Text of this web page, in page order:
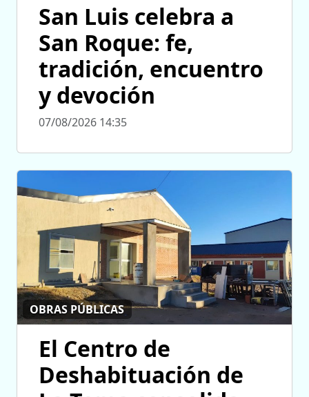
San Luis celebra a
San Roque: fe,
tradición, encuentro
y devoción
07/08/2026 14:35
OBRAS PÚBLICAS
El Centro de
Deshabituación de